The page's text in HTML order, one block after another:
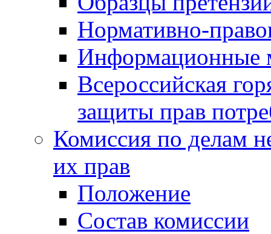
Нормативно-
Информационные
Всероссийская
защиты прав
Комиссия по делам
их прав
Положение
Состав комиссии